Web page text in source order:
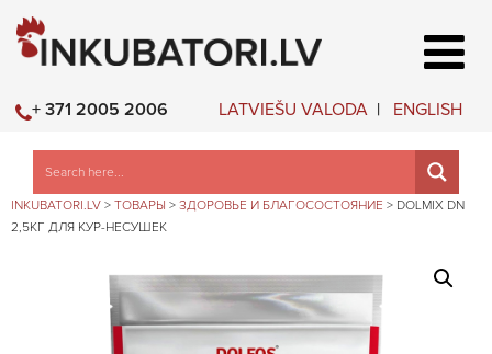
LATVIEŠU VALODA ENGLISH
+ 371 2005 2006
INKUBATORI.LV > ТОВАРЫ > ЗДОРОВЬЕ И БЛАГОСОСТОЯНИЕ > DOLMIX DN
2,5КГ ДЛЯ КУР-НЕСУШЕК